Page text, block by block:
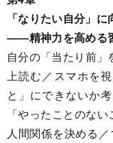
「なりたい自分」
――精神力を高める
自分の「当たり前
上読む／スマホを
と」にできないか
「やったことのな
人間関係を決める